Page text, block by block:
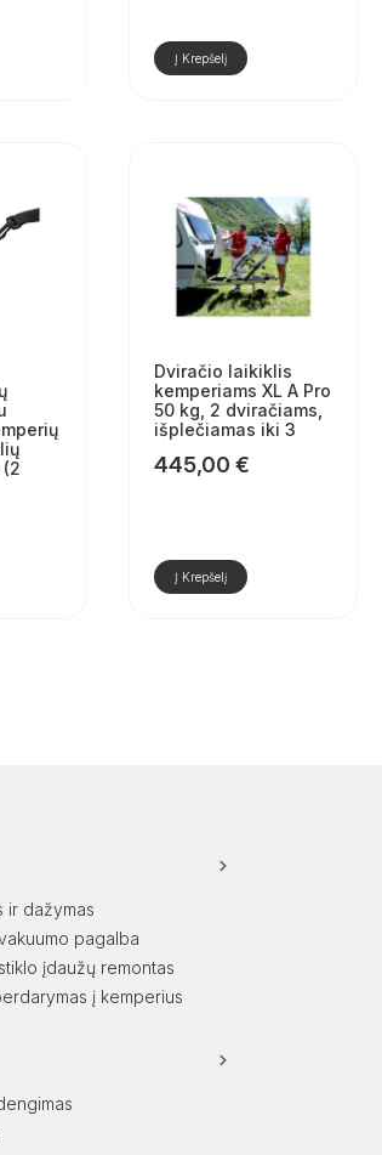
Į Krepšelį
Dviračio laikiklis
kemperiams XL A Pro
50 kg, 2 dviračiams,
išplečiamas iki 3
445,00 €
Į Krepšelį
ir dažymas
pagalba
įdaužų remontas
į kemperius